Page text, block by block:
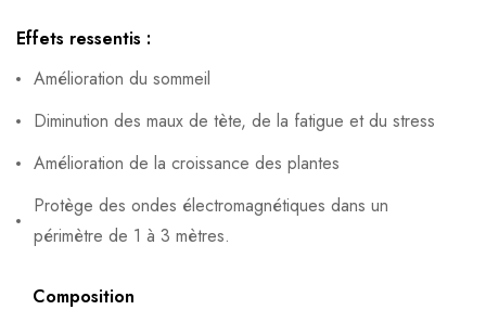
Effets ressentis :
Amélioration du sommeil
Diminution des maux de tète, de la fatigue et du stress
Amélioration de la croissance des plantes
Protège des ondes électromagnétiques dans un
périmètre de 1 à 3 mètres.
Composition